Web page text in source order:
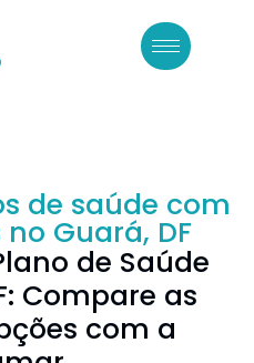
de saúde com
Guará, DF
de Saúde
Compare as
com a